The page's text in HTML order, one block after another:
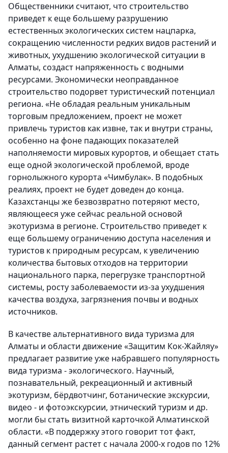
Общественники считают, что строительство
приведет к еще большему разрушению
естественных экологических систем нацпарка,
сокращению численности редких видов растений и
животных, ухудшению экологической ситуации в
Алматы, создаст напряженность с водными
ресурсами. Экономически неоправданное
строительство подорвет туристический потенциал
региона. «Не обладая реальным уникальным
торговым предложением, проект не может
привлечь туристов как извне, так и внутри страны,
особенно на фоне падающих показателей
наполняемости мировых курортов, и обещает стать
еще одной экологической проблемой, вроде
горнолыжного курорта «Чимбулак». В подобных
реалиях, проект не будет доведен до конца.
Казахстанцы же безвозвратно потеряют место,
являющееся уже сейчас реальной основой
экотуризма в регионе. Строительство приведет к
еще большему ограничению доступа населения и
туристов к природным ресурсам, к увеличению
количества бытовых отходов на территории
национального парка, перегрузке транспортной
системы, росту заболеваемости из-за ухудшения
качества воздуха, загрязнения почвы и водных
источников.
В качестве альтернативного вида туризма для
Алматы и области движение «Защитим Кок-Жайляу»
предлагает развитие уже набравшего популярность
вида туризма - экологического. Научный,
познавательный, рекреационный и активный
экотуризм, бёрдвотчинг, ботанические экскурсии,
видео - и фотоэкскурсии, этнический туризм и др.
могли бы стать визитной карточкой Алматинской
области. «В поддержку этого говорит тот факт,
данный сегмент растет с начала 2000-х годов по 12%